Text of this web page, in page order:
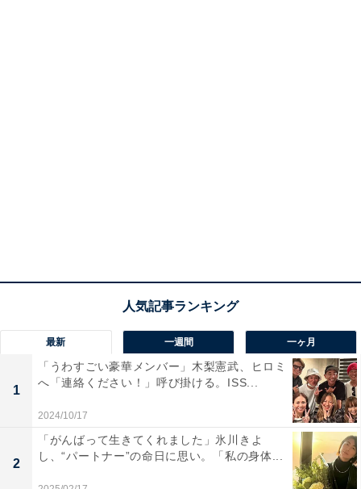
最新 一週間 一ヶ月
1
「うわすごい豪華メンバー」木梨憲武、ヒロミ
へ「連絡ください！」呼び掛ける。ISS...
2024/10/17
2
「がんばって生きてくれました」氷川きよ
し、“パートナー”の命日に思い。「私の身体...